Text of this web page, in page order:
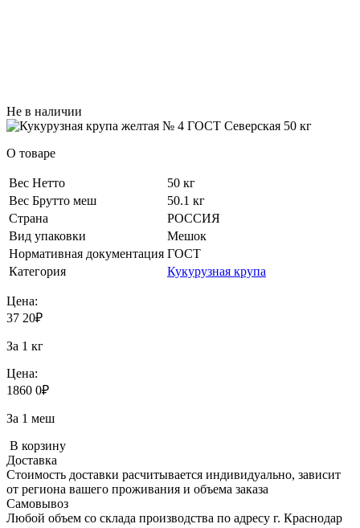
Не в наличии
О товаре
Вес Нетто
50 кг
Вес Брутто меш
50.1 кг
Страна
РОССИЯ
Вид упаковки
Мешок
Нормативная документация ГОСТ
Категория
Кукурузная крупа
Цена:
37 20₽
За 1 кг
Цена:
1860 0₽
За 1 меш
В корзину
Доставка
Стоимость доставки расчитывается индивидуально, зависит
от региона вашего проживания и объема заказа
Самовывоз
Любой объем со склада производства по адресу г. Краснодар